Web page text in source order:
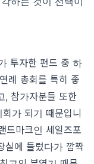
투자한 펀드 중 하
례 총회를 특히 좋
, 참가자분들 또한
가 되기 때문입니
드마크인 세일즈포
실에 들렀다가 깜짝